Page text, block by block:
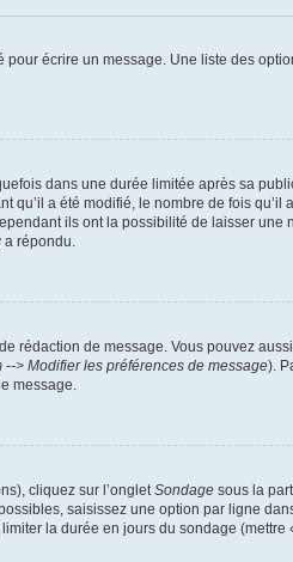
pour écrire un message. Une liste des
dans une durée limitée après sa
qu’il a été modifié, le nombre de fois qu’il
ils ont la possibilité de laisser une
répondu.
rédaction de message. Vous pouvez
--> Modifier les préférences de message).
message.
cliquez sur l’onglet Sondage sous la
saisissez une option par ligne
la durée en jours du sondage (mettre